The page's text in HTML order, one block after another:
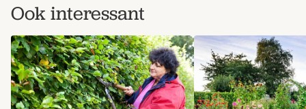
Ook interessant